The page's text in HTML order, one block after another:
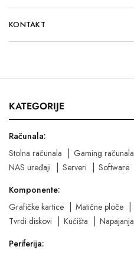
KONTAKT
KATEGORIJE
Računala:
Stolna računala
Gaming računala
NAS uređaji
Serveri
Software
Komponente:
Grafičke kartice
Matične ploče
Tvrdi diskovi
Kućišta Napajanja
Periferija: